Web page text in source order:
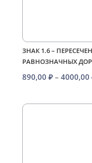
ЗНАК 1.6 –
РАВНОЗНАЧНЫХ
890,00 ₽ – 4000,00